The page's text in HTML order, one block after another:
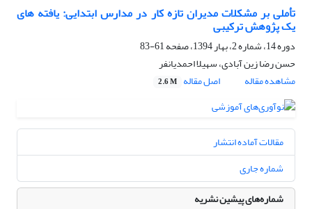
تأملی بر مشکلات مدیران تازه کار در مدارس ابتدایی: یافته های
یک پژوهش ترکیبی
دوره 14، شماره 2، بهار 1394، صفحه
61-83
حسن رضا زین آبادی، سهیلا احمدیانفر
مشاهده مقاله
اصل مقاله 2.6 M
مقالات آماده انتشار
شماره جاری
شماره‌های پیشین نشریه